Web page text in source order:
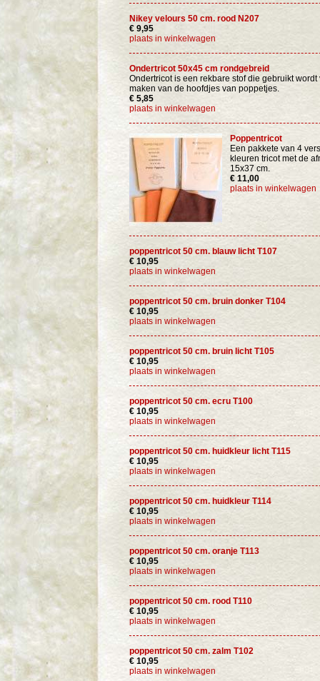
Nikey velours 50 cm. rood N207
€ 9,95
plaats in winkelwagen
Ondertricot 50x45 cm rondgebreid
Ondertricot is een rekbare stof die gebruikt wordt
maken van de hoofdjes van poppetjes.
€ 5,85
plaats in winkelwagen
Poppentricot
Een pakkete van 4
kleuren tricot met de
15x37 cm.
€ 11,00
plaats in winkelwagen
poppentricot 50 cm. blauw licht T107
€ 10,95
plaats in winkelwagen
poppentricot 50 cm. bruin donker T104
€ 10,95
plaats in winkelwagen
poppentricot 50 cm. bruin licht T105
€ 10,95
plaats in winkelwagen
poppentricot 50 cm. ecru T100
€ 10,95
plaats in winkelwagen
poppentricot 50 cm. huidkleur licht T115
€ 10,95
plaats in winkelwagen
poppentricot 50 cm. huidkleur T114
€ 10,95
plaats in winkelwagen
poppentricot 50 cm. oranje T113
€ 10,95
plaats in winkelwagen
poppentricot 50 cm. rood T110
€ 10,95
plaats in winkelwagen
poppentricot 50 cm. zalm T102
€ 10,95
plaats in winkelwagen